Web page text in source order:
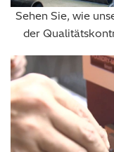
Sehen Sie, wie
der